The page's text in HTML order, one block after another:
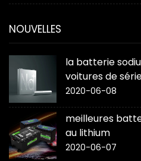
NOUVELLES
la batterie
voitures de
2020-06-08
meilleures
au lithium
2020-06-07